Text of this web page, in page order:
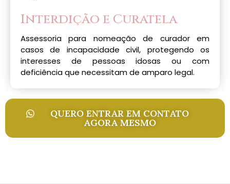
Interdição e Curatela
Assessoria para nomeação de curador em
casos de incapacidade civil, protegendo os
interesses de pessoas idosas ou com
deficiência que necessitam de amparo legal.
QUERO ENTRAR EM CONTATO
AGORA MESMO